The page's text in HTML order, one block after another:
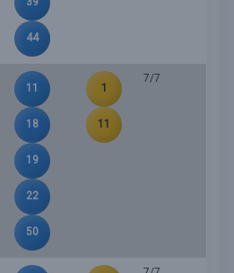
44
11
18
19
22
50
1
11
7/7